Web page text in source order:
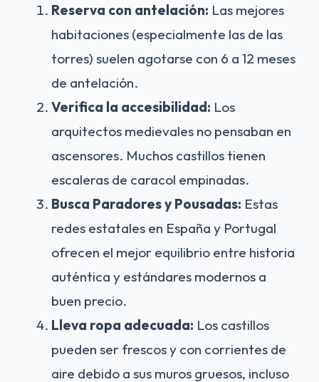
Reserva con antelación: Las mejores
habitaciones (especialmente las de las
torres) suelen agotarse con 6 a 12 meses
de antelación.
Verifica la accesibilidad: Los
arquitectos medievales no pensaban en
ascensores. Muchos castillos tienen
escaleras de caracol empinadas.
Busca Paradores y Pousadas: Estas
redes estatales en España y Portugal
ofrecen el mejor equilibrio entre historia
auténtica y estándares modernos a
buen precio.
Lleva ropa adecuada: Los castillos
pueden ser frescos y con corrientes de
aire debido a sus muros gruesos, incluso